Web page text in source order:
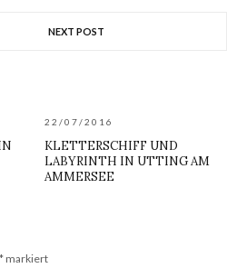
NEXT POST
22/07/2016
KLETTERSCHIFF UND
LABYRINTH IN UTTING AM
AMMERSEE
*markiert